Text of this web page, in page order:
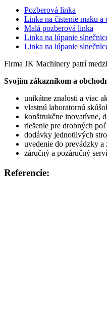
Pozberová linka
Linka na čistenie maku a
Malá pozberová linka
Linka na lúpanie
Linka na lúpanie
Firma JK Machinery patrí
Svojím zákazníkom a
unikátne znalosti a viac
vlastnú laboratornú
konštrukčne inovatívne,
riešenie pre drobných
dodávky jednotlivých
uvedenie do prevádzky a
záručný a pozáručný
Referencie: